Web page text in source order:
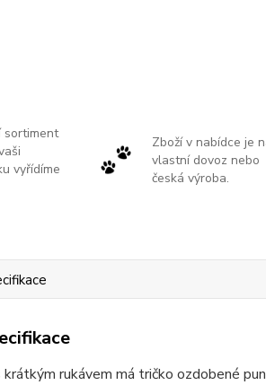
sortiment
vyřídíme
Zboží v nabídce je
vlastní dovoz nebo
česká výroba.
rukávem má tričko ozdobené